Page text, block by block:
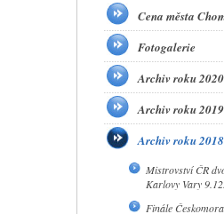
Cena města
Fotogalerie
Archiv roku 2020
Archiv roku 2019
Archiv roku 2018
Mistrovství ČR
Karlovy Vary
Finále